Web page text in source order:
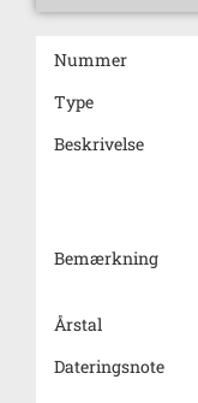
Nummer
Type
Beskrivelse
Bemærkning
Årstal
Dateringsnote